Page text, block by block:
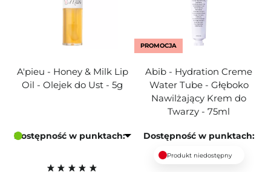
A'pieu - Honey & Milk Lip
Oil - Olejek do Ust - 5g
Dostępność w punktach:
PROMOCJA
Abib - Hydration Creme
Water Tube - Głęboko
Nawilżający Krem do
Twarzy - 75ml
Dostępność w punktach:
Produkt niedostępny